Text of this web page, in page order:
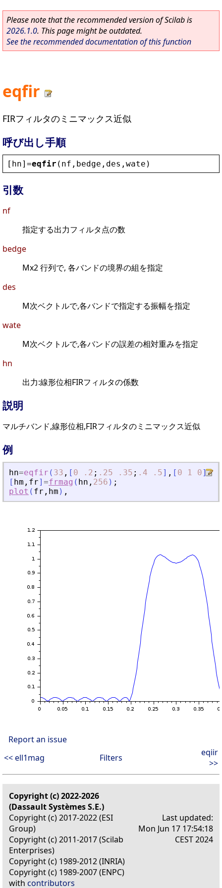
Please note that the recommended version of Scilab is
2026.1.0. This page might be outdated.
See the recommended documentation of this function
eqfir
FIRフィルタのミニマックス近似
呼び出し手順
[ hn]=eqfir ( nf , bedge , des , wate )
引数
nf
指定する出力フィルタ点の数
bedge
Mx2 行列で, 各バンドの境界の組を指定
des
M次ベクトルで,各バンドで指定する振幅を指定
wate
M次ベクトルで,各バンドの誤差の相対重みを指定
hn
出力:線形位相FIRフィルタの係数
説明
マルチバンド,線形位相,FIRフィルタのミニマックス近似
例
hn=eqfir ( 33 , [ 0 .2 ; .25 .35 ; .4 .5] , [ 0 1 0],[
[ hm , fr] =frmag ( hn , 256 ) ;
plot ( fr , hm ) ,
Report an issue
<< ell1mag
Filters
eqiir
>>
Copyright (c) 2022-2026
(Dassault Systèmes S.E.)
Copyright (c) 2017-2022 (ESI
Group)
Copyright (c) 2011-2017 (Scilab
Enterprises)
Copyright (c) 1989-2012 (INRIA)
Copyright (c) 1989-2007 (ENPC)
with contributors
Last updated:
Mon Jun 17 17:54:18
CEST 2024